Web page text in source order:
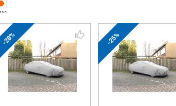
€65
-28% -25%